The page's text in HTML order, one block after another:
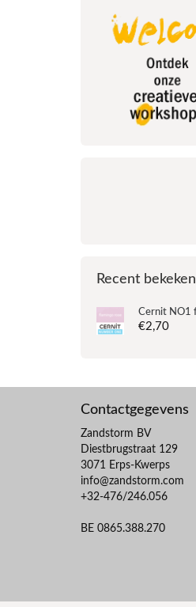
Recent bekeken
€2,70
Contactgegevens
Zandstorm BV
Diestbrugstraat 129
3071 Erps-Kwerps
info@zandstorm.com
+32-476/246.056
BE 0865.388.270